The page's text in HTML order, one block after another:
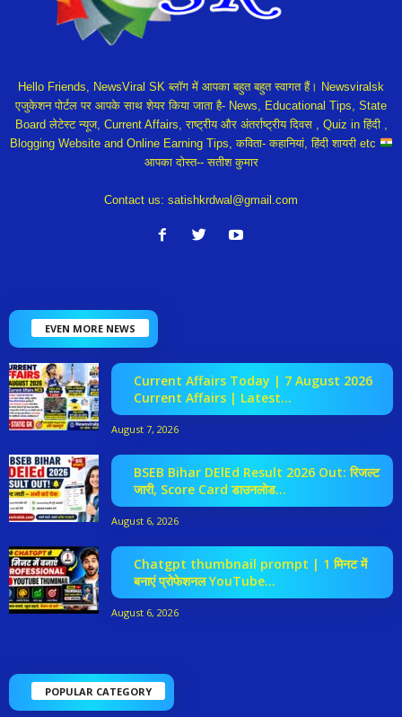
Hello Friends, NewsViral SK ब्लॉग में आपका बहुत बहुत स्वागत हैं। Newsviralsk
एजुकेशन पोर्टल पर आपके साथ शेयर किया जाता है- News, Educational Tips, State
Board लेटेस्ट न्यूज, Current Affairs, राष्ट्रीय और अंतर्राष्ट्रीय दिवस , Quiz in हिंदी ,
Blogging Website and Online Earning Tips, कविता- कहानियां, हिंदी शायरी etc
आपका दोस्त-- सतीश कुमार
Contact us: satishkrdwal@gmail.com
EVEN MORE NEWS
Current Affairs Today | 7 August 2026
Current Affairs | Latest...
August 7, 2026
BSEB Bihar DElEd Result 2026 Out: रिजल्ट
जारी, Score Card डाउनलोड...
August 6, 2026
Chatgpt thumbnail prompt | 1 मिनट में
बनाएं प्रोफेशनल YouTube...
August 6, 2026
POPULAR CATEGORY